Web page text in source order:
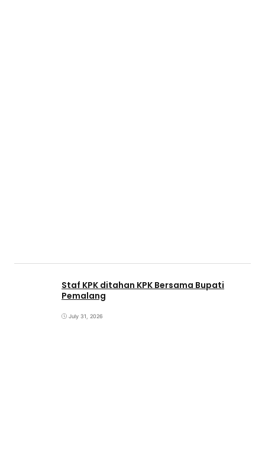
Staf KPK ditahan KPK Bersama Bupati
Pemalang
July 31, 2026